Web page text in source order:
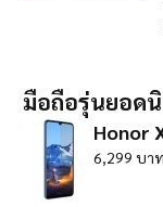
มือถือรุ่นยอด
Honor
6,299 บาท